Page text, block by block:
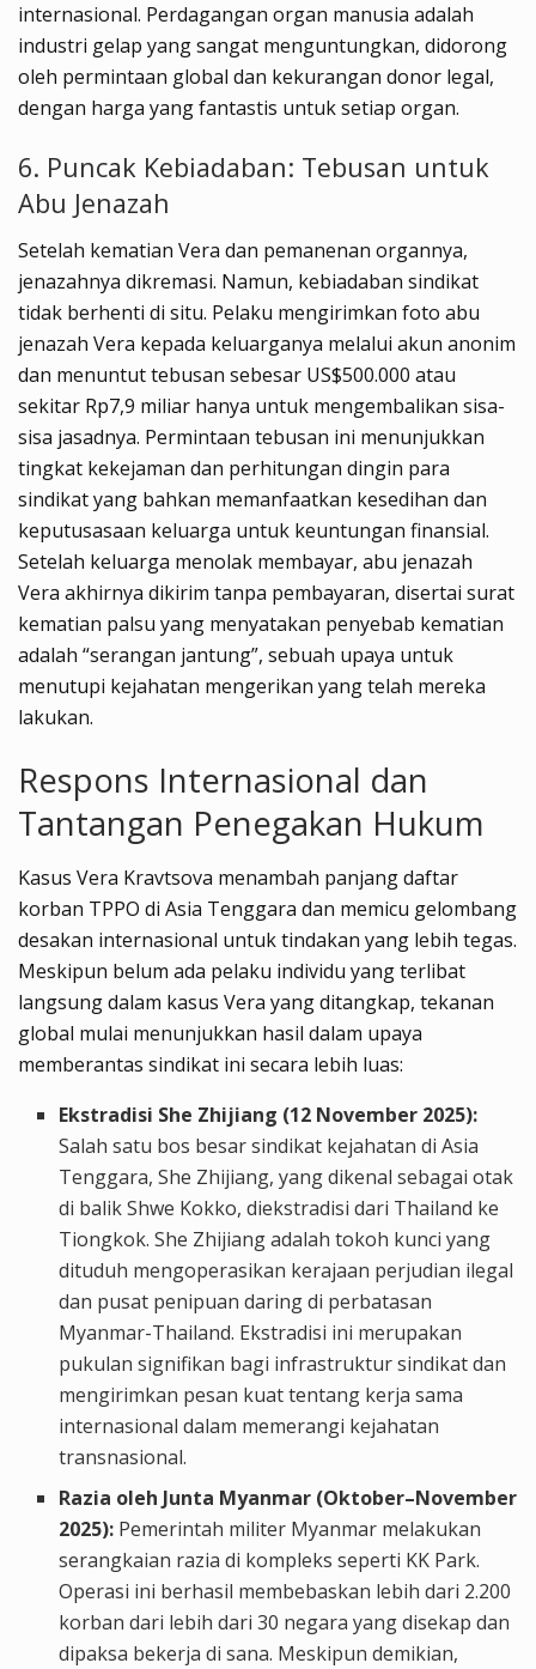
internasional. Perdagangan organ manusia adalah
industri gelap yang sangat menguntungkan, didorong
oleh permintaan global dan kekurangan donor legal,
dengan harga yang fantastis untuk setiap organ.
6. Puncak Kebiadaban: Tebusan untuk
Abu Jenazah
Setelah kematian Vera dan pemanenan organnya,
jenazahnya dikremasi. Namun, kebiadaban sindikat
tidak berhenti di situ. Pelaku mengirimkan foto abu
jenazah Vera kepada keluarganya melalui akun anonim
dan menuntut tebusan sebesar US$500.000 atau
sekitar Rp7,9 miliar hanya untuk mengembalikan sisa-
sisa jasadnya. Permintaan tebusan ini menunjukkan
tingkat kekejaman dan perhitungan dingin para
sindikat yang bahkan memanfaatkan kesedihan dan
keputusasaan keluarga untuk keuntungan finansial.
Setelah keluarga menolak membayar, abu jenazah
Vera akhirnya dikirim tanpa pembayaran, disertai surat
kematian palsu yang menyatakan penyebab kematian
adalah “serangan jantung”, sebuah upaya untuk
menutupi kejahatan mengerikan yang telah mereka
lakukan.
Respons Internasional dan
Tantangan Penegakan Hukum
Kasus Vera Kravtsova menambah panjang daftar
korban TPPO di Asia Tenggara dan memicu gelombang
desakan internasional untuk tindakan yang lebih tegas.
Meskipun belum ada pelaku individu yang terlibat
langsung dalam kasus Vera yang ditangkap, tekanan
global mulai menunjukkan hasil dalam upaya
memberantas sindikat ini secara lebih luas:
Ekstradisi She Zhijiang (12 November 2025):
Salah satu bos besar sindikat kejahatan di Asia
Tenggara, She Zhijiang, yang dikenal sebagai otak
di balik Shwe Kokko, diekstradisi dari Thailand ke
Tiongkok. She Zhijiang adalah tokoh kunci yang
dituduh mengoperasikan kerajaan perjudian ilegal
dan pusat penipuan daring di perbatasan
Myanmar-Thailand. Ekstradisi ini merupakan
pukulan signifikan bagi infrastruktur sindikat dan
mengirimkan pesan kuat tentang kerja sama
internasional dalam memerangi kejahatan
transnasional.
Razia oleh Junta Myanmar (Oktober–November
2025): Pemerintah militer Myanmar melakukan
serangkaian razia di kompleks seperti KK Park.
Operasi ini berhasil membebaskan lebih dari 2.200
korban dari lebih dari 30 negara yang disekap dan
dipaksa bekerja di sana. Meskipun demikian,